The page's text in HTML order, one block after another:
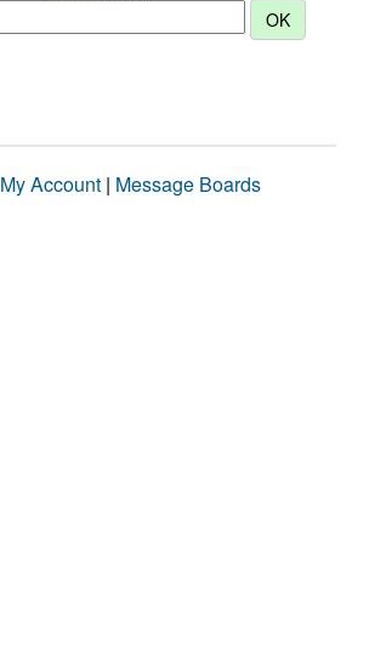
My Account | Message Boards